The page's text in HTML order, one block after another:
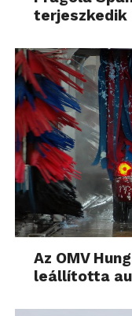
terjeszkedik
Az OMV
leállította